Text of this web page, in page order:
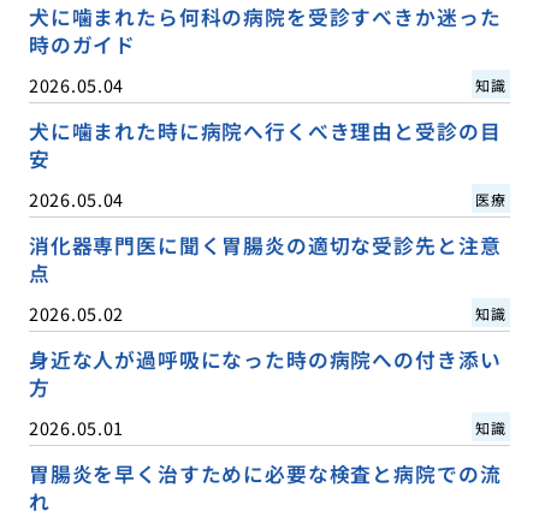
犬に噛まれたら何科の病院を受診すべきか迷った
時のガイド
2026.05.04 知識
犬に噛まれた時に病院へ行くべき理由と受診の目
安
2026.05.04 医療
消化器専門医に聞く胃腸炎の適切な受診先と注意
点
2026.05.02 知識
身近な人が過呼吸になった時の病院への付き添い
方
2026.05.01 知識
胃腸炎を早く治すために必要な検査と病院での流
れ